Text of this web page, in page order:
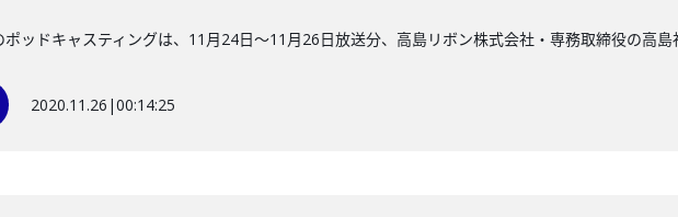
ポッドキャスティングは、11月24日〜11月26日放送分、高島リボン株式会社・専務取締役の高島
2020.11.26 |00:14:25